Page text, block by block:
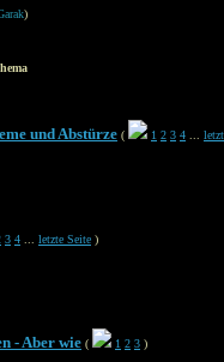
)
und Abstürze ( 1 2 3 4
3 4 letzte Seite )
- Aber wie ( 1 2 3 )